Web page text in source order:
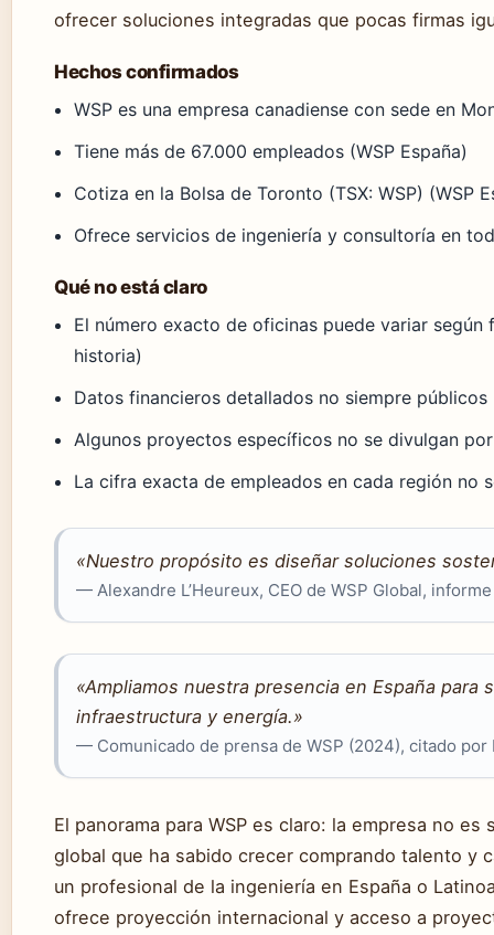
ofrecer soluciones integradas que pocas firmas
Hechos confirmados
WSP es una empresa canadiense con sede en
Tiene más de 67.000 empleados (WSP España)
Cotiza en la Bolsa de Toronto (TSX: WSP) (WSP
Ofrece servicios de ingeniería y consultoría en
Qué no está claro
El número exacto de oficinas puede variar según
historia)
Datos financieros detallados no siempre
Algunos proyectos específicos no se divulgan
La cifra exacta de empleados en cada región no
«Nuestro propósito es diseñar soluciones
— Alexandre L’Heureux, CEO de WSP Global,
«Ampliamos nuestra presencia en España
infraestructura y energía.»
— Comunicado de prensa de WSP (2024), citado por
El panorama para WSP es claro: la empresa no
global que ha sabido crecer comprando talento y
un profesional de la ingeniería en España o
ofrece proyección internacional y acceso a